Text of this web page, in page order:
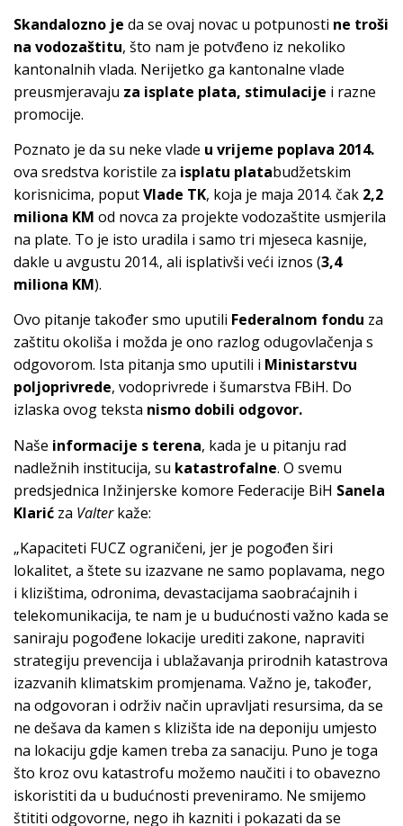
Skandalozno je da se ovaj novac u potpunosti ne troši
na vodozaštitu, što nam je potvđeno iz nekoliko
kantonalnih vlada. Nerijetko ga kantonalne vlade
preusmjeravaju za isplate plata, stimulacije i razne
promocije.
Poznato je da su neke vlade u vrijeme poplava 2014.
ova sredstva koristile za isplatu platabudžetskim
korisnicima, poputVlade TK, koja je maja 2014. čak 2,2
miliona KM od novca za projekte vodozaštite usmjerila
na plate. To je isto uradila i samo tri mjeseca kasnije,
dakle u avgustu 2014., ali isplativši veći iznos (3,4
miliona KM).
Ovo pitanje također smo uputili Federalnom fondu za
zaštitu okoliša i možda je ono razlog odugovlačenja s
odgovorom. Ista pitanja smo uputili i Ministarstvu
poljoprivrede, vodoprivrede i šumarstva FBiH. Do
izlaska ovog teksta nismo dobili odgovor.
Naše informacije s terena, kada je u pitanju rad
nadležnih institucija, su katastrofalne. O svemu
predsjednica Inžinjerske komore Federacije BiH Sanela
Klarić za Valterkaže:
„Kapaciteti FUCZ ograničeni, jer je pogođen širi
lokalitet, a štete su izazvane ne samo poplavama, nego
i klizištima, odronima, devastacijama saobraćajnih i
telekomunikacija, te nam je u budućnosti važno kada se
saniraju pogođene lokacije urediti zakone, napraviti
strategiju prevencija i ublažavanja prirodnih katastrova
izazvanih klimatskim promjenama. Važno je, također,
na odgovoran i održiv način upravljati resursima, da se
ne dešava da kamen s klizišta ide na deponiju umjesto
na lokaciju gdje kamen treba za sanaciju. Puno je toga
što kroz ovu katastrofu možemo naučiti i to obavezno
iskoristiti da u budućnosti preveniramo. Ne smijemo
štititi odgovorne, nego ih kazniti i pokazati da se